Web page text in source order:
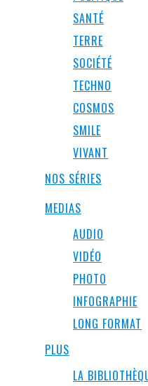
SANTÉ
TERRE
SOCIÉTÉ
TECHNO
COSMOS
SMILE
VIVANT
NOS SÉRIES
MEDIAS
AUDIO
VIDÉO
PHOTO
INFOGRAPHIE
LONG FORMAT
PLUS
LA